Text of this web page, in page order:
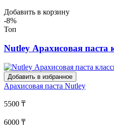
Добавить в корзину
-8%
Топ
Nutley Арахисовая паста
Добавить в избранное
Арахисовая паста Nutley
5500 ₸
6000 ₸